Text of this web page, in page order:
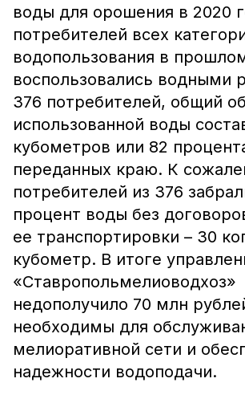
воды для орошения в 2020
потребителей всех
водопользования в
воспользовались водными
376 потребителей, общий
использованной воды
кубометров или 82
переданных краю. К
потребителей из 376
процент воды без
ее транспортировки – 30
кубометр. В итоге
«Ставропольмелиоводхоз»
недополучило 70 млн
необходимы для
мелиоративной сети и
надежности водоподачи.